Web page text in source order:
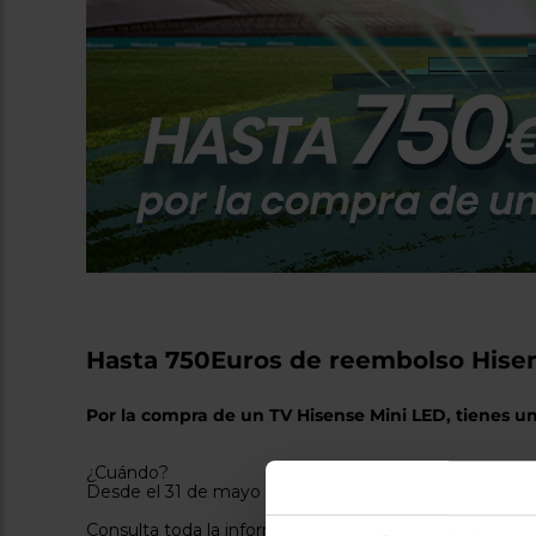
Hasta 750Euros de reembolso
Por la compra de un TV Hisense Mini LED, tienes
¿Cuándo?
Desde el 31 de mayo de 2024 hasta el 15 de julio de
Consulta toda la información en las BBLL